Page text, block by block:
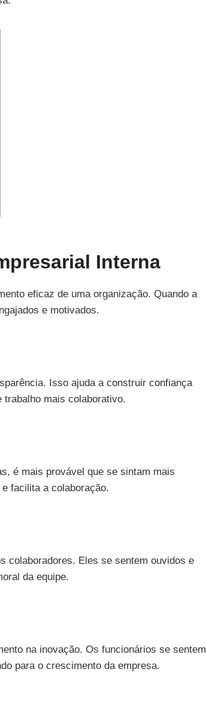
Interna
eficaz de uma organização. Quando a
e motivados.
Isso ajuda a construir confiança
trabalho mais colaborativo.
é mais provável que se sintam mais
facilita a colaboração.
colaboradores. Eles se sentem ouvidos e
da equipe.
na inovação. Os funcionários se sentem
para o crescimento da empresa.